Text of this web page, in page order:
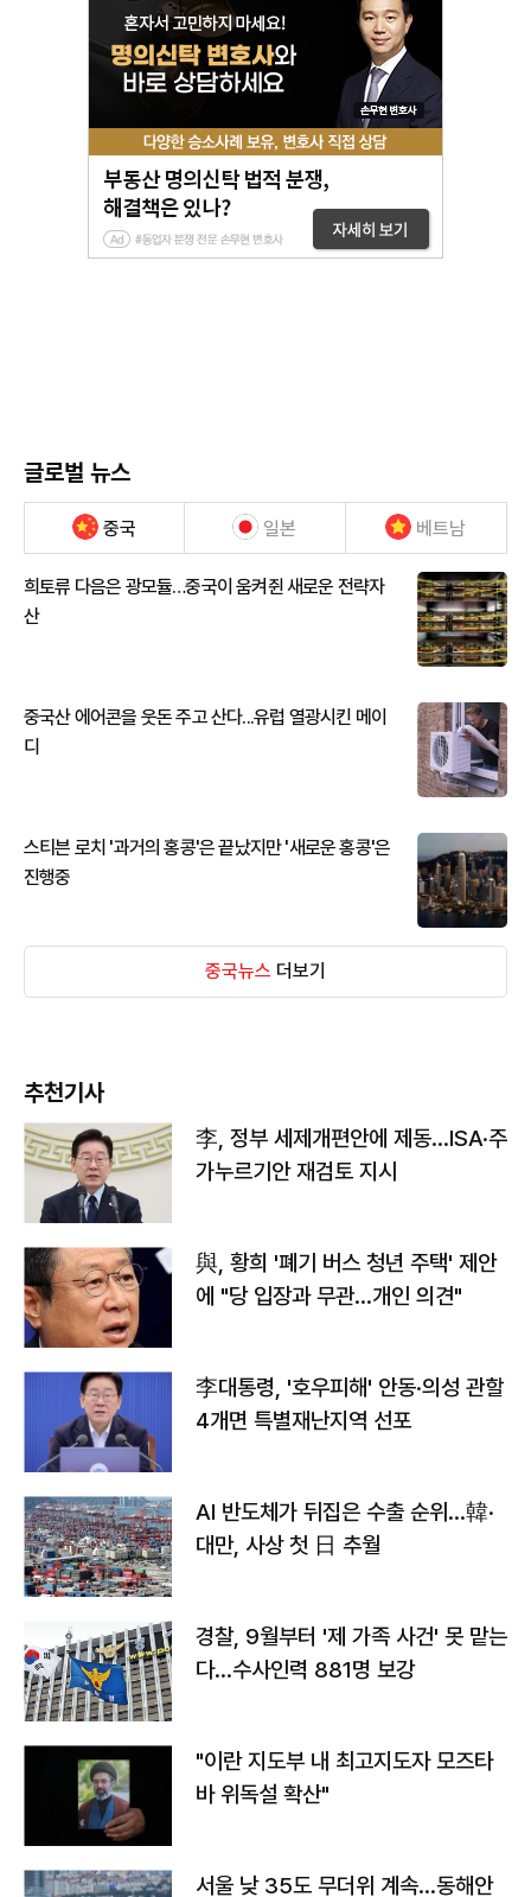
글로벌 뉴스
중국 일본 베트남
희토류 다음은 광모듈…중국이 움켜쥔 새로운 전략자
산
중국산 에어콘을 웃돈 주고 산다...유럽 열광시킨 메이
디
스티븐 로치 '과거의 홍콩'은 끝났지만 '새로운 홍콩'은
진행중
중국뉴스 더보기
추천기사
李, 정부 세제개편안에 제동…ISA·주
가누르기안 재검토 지시
與, 황희 '폐기 버스 청년 주택' 제안
에 "당 입장과 무관…개인 의견"
李대통령, '호우피해' 안동·의성 관할
4개면 특별재난지역 선포
AI 반도체가 뒤집은 수출 순위…韓·
대만, 사상 첫 日 추월
경찰, 9월부터 '제 가족 사건' 못 맡는
다…수사인력 881명 보강
"이란 지도부 내 최고지도자 모즈타
바 위독설 확산"
서울 낮 35도 무더위 계속…동해안